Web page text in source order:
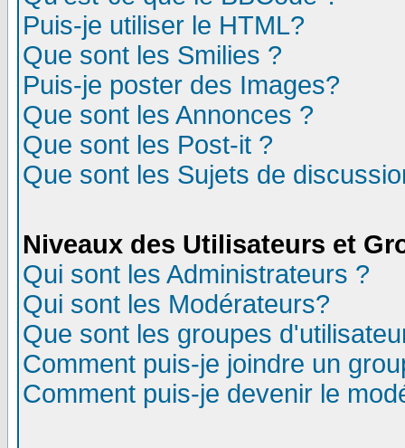
Puis-je utiliser le HTML?
Que sont les Smilies ?
Puis-je poster des Images?
Que sont les Annonces ?
Que sont les Post-it ?
Que sont les Sujets de
Niveaux des Utilisateurs et
Qui sont les Administrateurs ?
Qui sont les Modérateurs?
Que sont les groupes
Comment puis-je joindre un
Comment puis-je devenir le